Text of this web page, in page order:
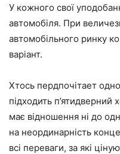
У кожного свої
автомобіля. При
автомобільного ринку
варіант.
Хтось пердпочітает
підходить
має відношення ні до
на неординарність
всі переваги, за які